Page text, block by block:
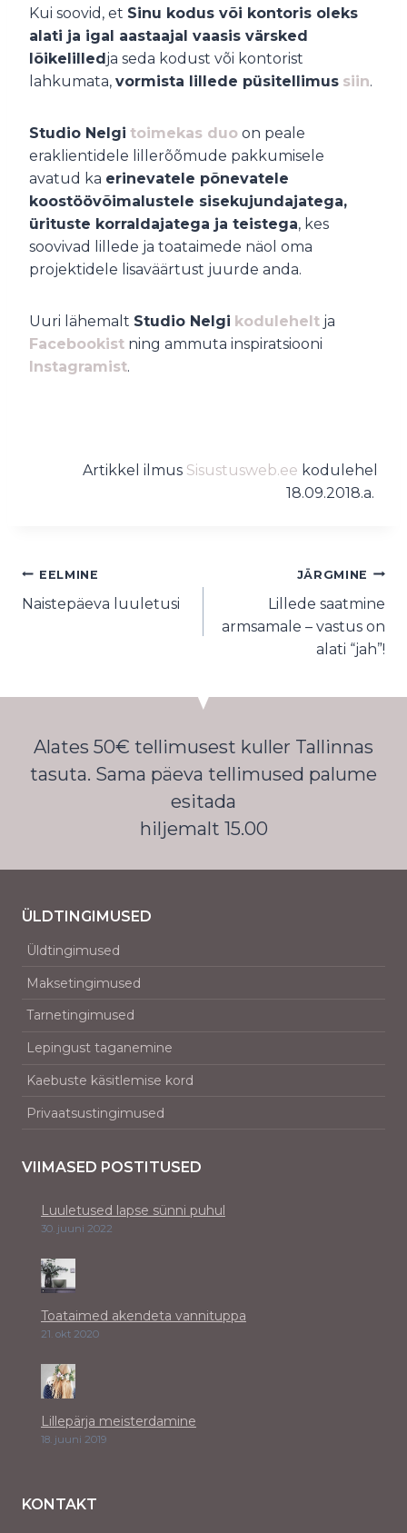
Kui soovid, et Sinu kodus või kontoris oleks
alati ja igal aastaajal vaasis värsked
lõikelilledja seda kodust või kontorist
lahkumata, vormista lillede püsitellimus siin.
Studio Nelgi toimekas duo on peale
eraklientidele lillerõõmude pakkumisele
avatud ka erinevatele põnevatele
koostöövõimalustele sisekujundajatega,
ürituste korraldajatega ja teistega, kes
soovivad lillede ja toataimede näol oma
projektidele lisaväärtust juurde anda.
Uuri lähemalt Studio Nelgi kodulehelt ja
Facebookist ning ammuta inspiratsiooni
Instagramist.
Artikkel ilmus Sisustusweb.ee kodulehel
18.09.2018.a.
EELMINE
Naistepäeva luuletusi
JÄRGMINE
Lillede saatmine
armsamale – vastus on
alati “jah”!
Alates 50€ tellimusest kuller Tallinnas
tasuta. Sama päeva tellimused palume
esitada
hiljemalt 15.00
ÜLDTINGIMUSED
Üldtingimused
Maksetingimused
Tarnetingimused
Lepingust taganemine
Kaebuste käsitlemise kord
Privaatsustingimused
VIIMASED POSTITUSED
Luuletused lapse sünni puhul
30. juuni 2022
Toataimed akendeta vannituppa
21. okt 2020
Lillepärja meisterdamine
18. juuni 2019
KONTAKT